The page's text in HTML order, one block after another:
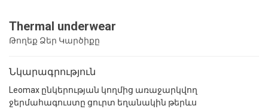
Thermal underwear
Թողեք Ձեր Կարծիքը
Նկարագրություն
Leomax ընկերության կողմից առաջարկվող
ջերմահագուստը ցուրտ եղանակին թերևս